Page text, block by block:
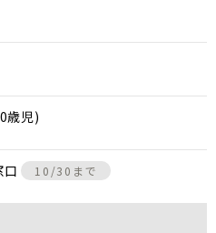
歳児)
口 10/30まで